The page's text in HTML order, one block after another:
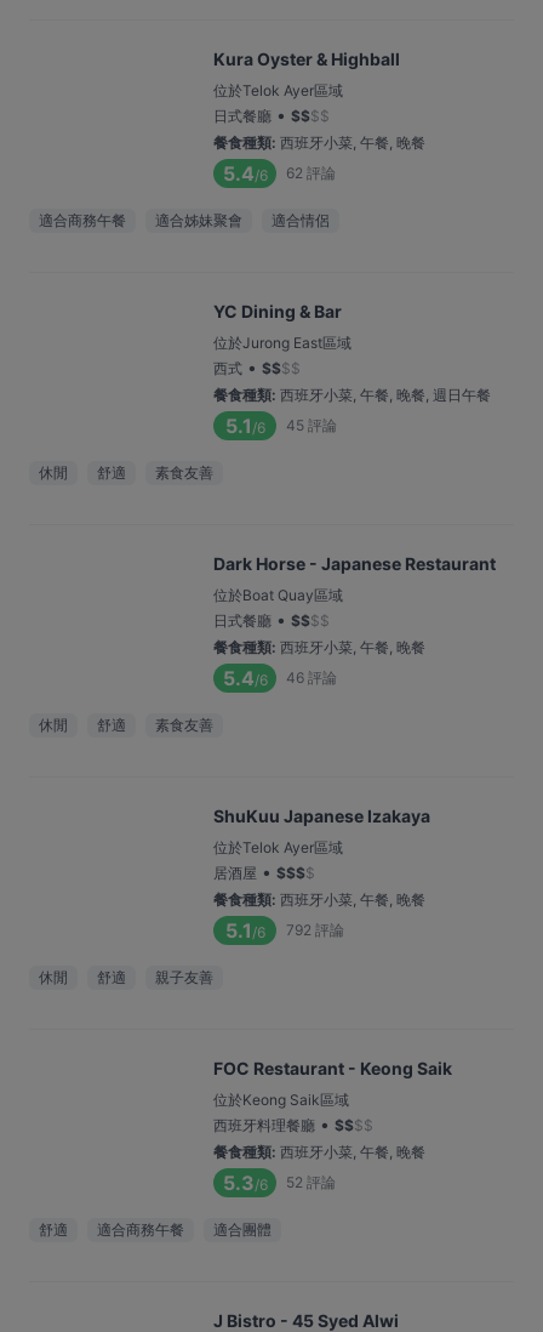
Kura Oyster & Highball
位於Telok Ayer區域
日式餐廳 • $$$$
餐食種類: 西班牙小菜, 午餐, 晚餐
5.4/6 62 評論
適合商務午餐 適合姊妹聚會 適合情侶
YC Dining & Bar
位於Jurong East區域
西式 • $$$$
餐食種類: 西班牙小菜, 午餐, 晚餐, 週日午餐
5.1 /6 45 評論
休閒 舒適 素食友善
Dark Horse - Japanese Restaurant
位於Boat Quay區域
日式餐廳 • $$$$
餐食種類: 西班牙小菜, 午餐, 晚餐
5.4/6 46 評論
休閒 舒適 素食友善
ShuKuu Japanese Izakaya
位於Telok Ayer區域
居酒屋 • $$$$
餐食種類: 西班牙小菜, 午餐, 晚餐
5.1 /6 792 評論
休閒 舒適 親子友善
FOC Restaurant - Keong Saik
位於Keong Saik區域
西班牙料理餐廳 • $$$$
餐食種類: 西班牙小菜, 午餐, 晚餐
5.3/6 52 評論
舒適 適合商務午餐 適合團體
J Bistro - 45 Syed Alwi